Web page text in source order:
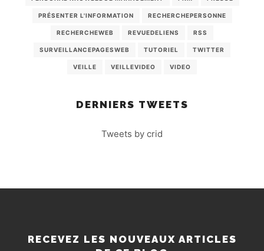
PRÉSENTER L'INFORMATION RECHERCHEPERSONNE
RECHERCHEWEB REVUEDELIENS RSS
SURVEILLANCEPAGESWEB TUTORIEL TWITTER
VEILLE VEILLEVIDEO VIDEO
DERNIERS TWEETS
Tweets by crid
RECEVEZ LES NOUVEAUX ARTICLES